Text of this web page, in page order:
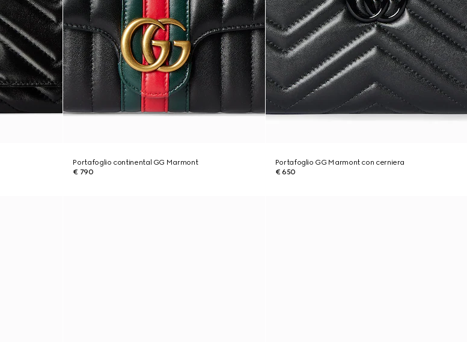
Portafoglio continental GG Marmont
€ 790
Portafoglio GG Marmont con cerniera
€ 650